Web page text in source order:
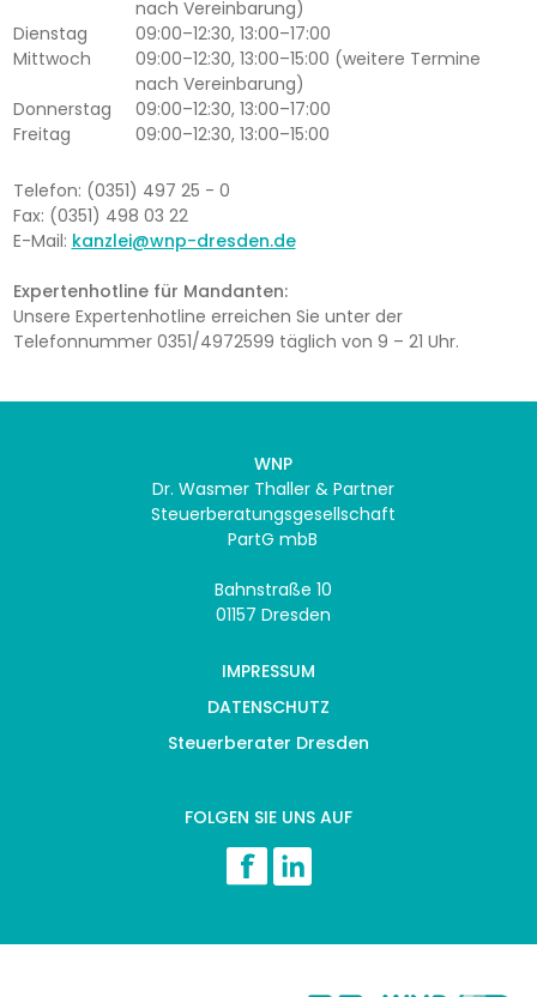
nach Vereinbarung)
Dienstag
09:00–12:30, 13:00–17:00
Mittwoch
09:00–12:30, 13:00–15:00 (weitere Termine
nach Vereinbarung)
Donnerstag
09:00–12:30, 13:00–17:00
Freitag
09:00–12:30, 13:00–15:00
Telefon: (0351) 497 25 - 0
Fax: (0351) 498 03 22
E-Mail: kanzlei@wnp-dresden.de
Expertenhotline für Mandanten:
Unsere Expertenhotline erreichen Sie unter der
Telefonnummer 0351/4972599 täglich von 9 – 21 Uhr.
WNP
Dr. Wasmer Thaller & Partner
Steuerberatungsgesellschaft
PartG mbB
Bahnstraße 10
01157 Dresden
IMPRESSUM
DATENSCHUTZ
Steuerberater Dresden
FOLGEN SIE UNS AUF